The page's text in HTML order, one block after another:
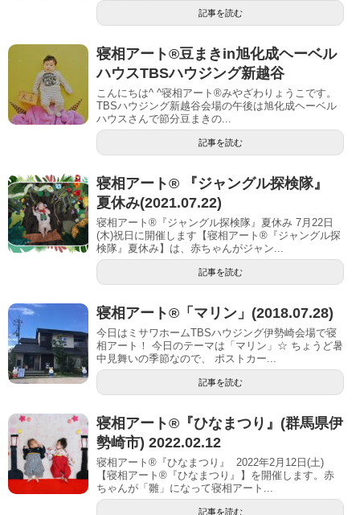
記事を読む
寝相アート®︎豆まきin旭化成ヘーベル
ハウスTBSハウジング新越谷
こんにちは^ ^寝相アート®︎みやざわりょうこです。
TBSハウジング新越谷会場の午後は旭化成ヘーベル
ハウスさんで節分豆まきの...
記事を読む
寝相アート® 『ジャングル探検隊』
夏休み(2021.07.22)
寝相アート®『ジャングル探検隊』夏休み 7月22日
(木)祝日に開催します【寝相アート®︎『ジャングル探
検隊』夏休み】は、赤ちゃんがジャン...
記事を読む
寝相アート®︎「マリン」(2018.07.28)
今日はミサワホームTBSハウジング伊勢崎会場で寝
相アート！ 今日のテーマは「マリン」☆ ちょうど暑
中見舞いの季節なので、 ポストカー...
記事を読む
寝相アート®︎『ひなまつり』(群馬県伊
勢崎市) 2022.02.12
寝相アート®『ひなまつり』 2022年2月12日(土)
【寝相アート®︎『ひなまつり』】を開催します。赤
ちゃんが「雛」になって寝相アート...
記事を読む